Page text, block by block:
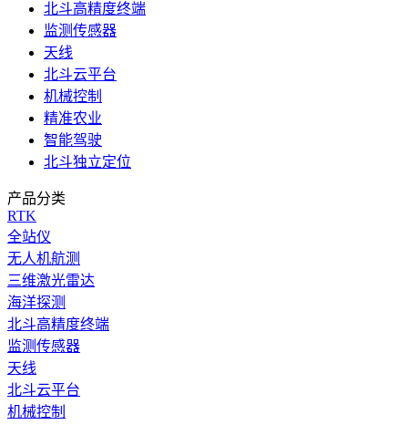
北斗高精度终端
监测传感器
天线
北斗云平台
机械控制
精准农业
智能驾驶
北斗独立定位
产品分类
RTK
全站仪
无人机航测
三维激光雷达
海洋探测
北斗高精度终端
监测传感器
天线
北斗云平台
机械控制